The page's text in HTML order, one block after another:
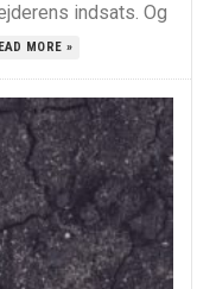
indsats. Og
MORE »